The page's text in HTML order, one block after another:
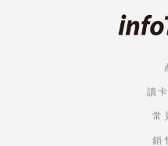
讀
常
銷